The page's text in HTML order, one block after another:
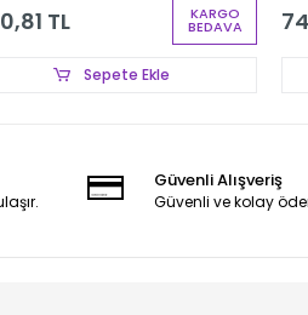
TL KARGO
BEDAVA
Sepete Ekle
Güvenli Alışveriş
Güvenli ve kolay